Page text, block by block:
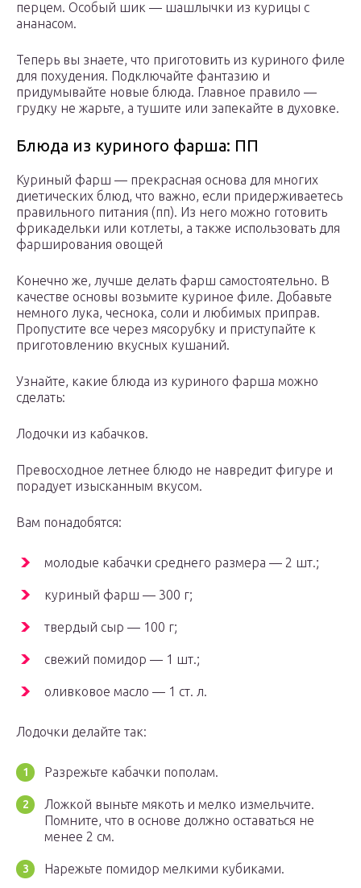
перцем. Особый шик — шашлычки из курицы с
ананасом.
Теперь вы знаете, что приготовить из куриного филе
для похудения. Подключайте фантазию и
придумывайте новые блюда. Главное правило —
грудку не жарьте, а тушите или запекайте в духовке.
Блюда из куриного фарша: ПП
Куриный фарш — прекрасная основа для многих
диетических блюд, что важно, если придерживаетесь
правильного питания (пп). Из него можно готовить
фрикадельки или котлеты, а также использовать для
фарширования овощей
Конечно же, лучше делать фарш самостоятельно. В
качестве основы возьмите куриное филе. Добавьте
немного лука, чеснока, соли и любимых приправ.
Пропустите все через мясорубку и приступайте к
приготовлению вкусных кушаний.
Узнайте, какие блюда из куриного фарша можно
сделать:
Лодочки из кабачков.
Превосходное летнее блюдо не навредит фигуре и
порадует изысканным вкусом.
Вам понадобятся:
молодые кабачки среднего размера — 2 шт.;
куриный фарш — 300 г;
твердый сыр — 100 г;
свежий помидор — 1 шт.;
оливковое масло — 1 ст. л.
Лодочки делайте так:
Разрежьте кабачки пополам.
Ложкой выньте мякоть и мелко измельчите.
Помните, что в основе должно оставаться не
менее 2 см.
Нарежьте помидор мелкими кубиками.